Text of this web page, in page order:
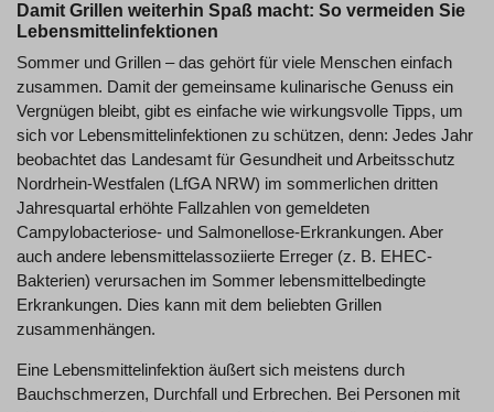
Damit Grillen weiterhin Spaß macht: So vermeiden Sie
Lebensmittelinfektionen
Sommer und Grillen – das gehört für viele Menschen einfach
zusammen. Damit der gemeinsame kulinarische Genuss ein
Vergnügen bleibt, gibt es einfache wie wirkungsvolle Tipps, um
sich vor Lebensmittelinfektionen zu schützen, denn: Jedes Jahr
beobachtet das Landesamt für Gesundheit und Arbeitsschutz
Nordrhein-Westfalen (LfGA NRW) im sommerlichen dritten
Jahresquartal erhöhte Fallzahlen von gemeldeten
Campylobacteriose- und Salmonellose-Erkrankungen. Aber
auch andere lebensmittelassoziierte Erreger (z. B. EHEC-
Bakterien) verursachen im Sommer lebensmittelbedingte
Erkrankungen. Dies kann mit dem beliebten Grillen
zusammenhängen.
Eine Lebensmittelinfektion äußert sich meistens durch
Bauchschmerzen, Durchfall und Erbrechen. Bei Personen mit